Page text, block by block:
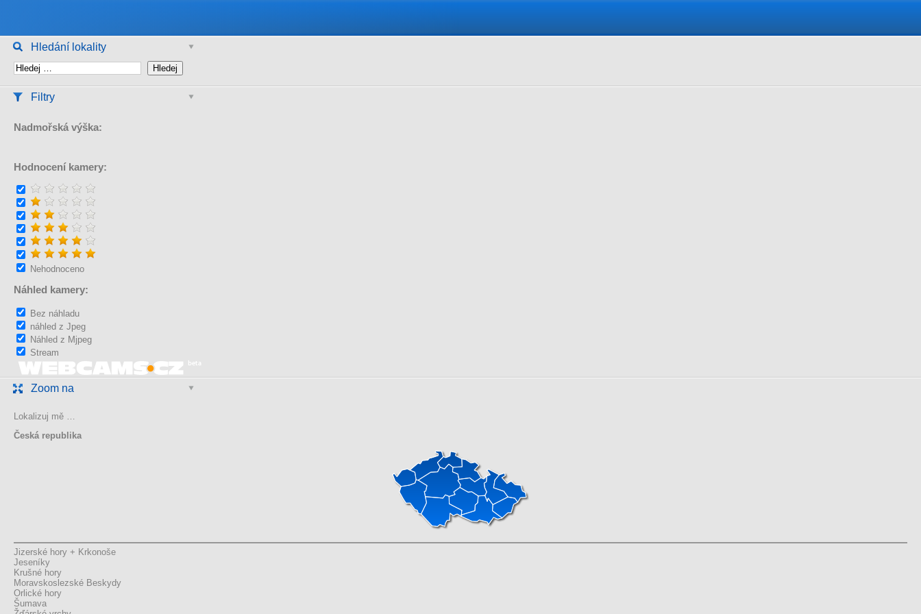
Hledání lokality
Filtry
Nadmořská výška:
Hodnocení kamery:
Nehodnoceno
Náhled kamery:
Bez náhladu
náhled z Jpeg
Náhled z Mjpeg
Stream
Zoom na
Lokalizuj mě …
Česká republika
Jizerské hory + Krkonoše
Jeseníky
Krušné hory
Moravskoslezské Beskydy
Orlické hory
Šumava